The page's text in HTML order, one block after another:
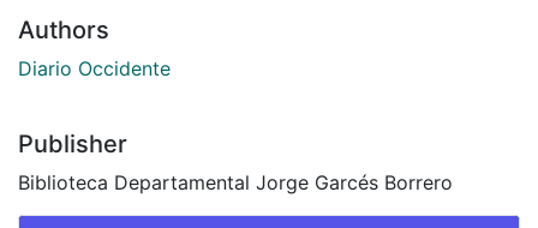
Authors
Diario Occidente
Publisher
Biblioteca Departamental Jorge Garcés Borrero